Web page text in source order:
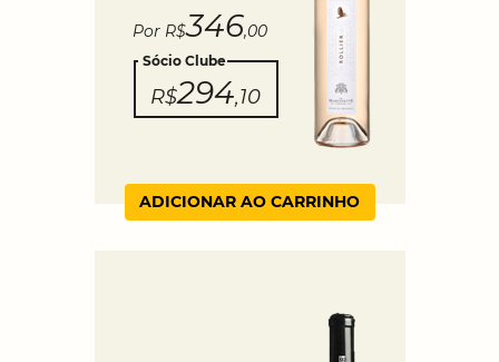
Por R$346,00
Sócio Clube
R$294,10
ADICIONAR AO CARRINHO